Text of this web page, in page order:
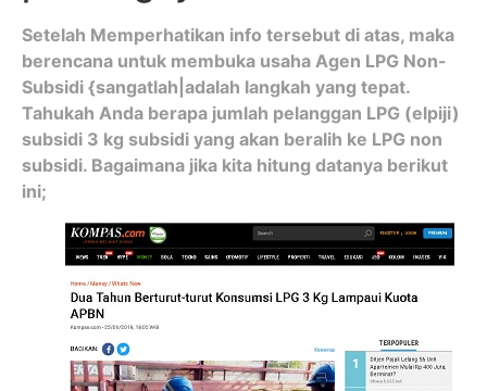
Setelah Memperhatikan info tersebut di atas, maka
berencana untuk membuka usaha Agen LPG Non-
Subsidi {sangatlah|adalah langkah yang tepat.
Tahukah Anda berapa jumlah pelanggan LPG (elpiji)
subsidi 3 kg subsidi yang akan beralih ke LPG non
subsidi. Bagaimana jika kita hitung datanya berikut
ini;